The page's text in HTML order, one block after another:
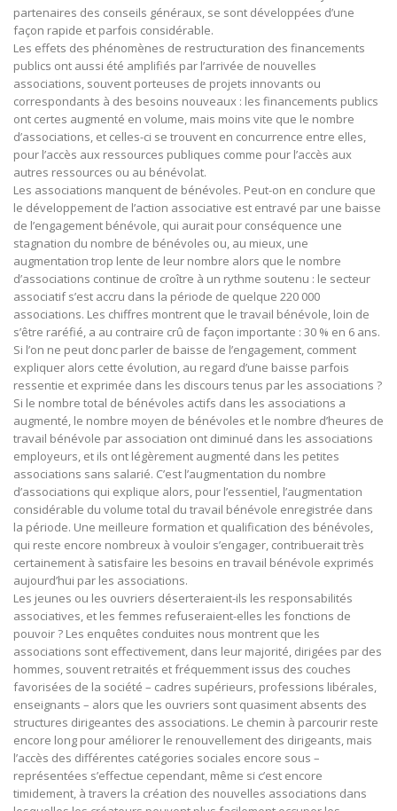
partenaires des conseils généraux, se sont développées d’une
façon rapide et parfois considérable.
Les effets des phénomènes de restructuration des financements
publics ont aussi été amplifiés par l’arrivée de nouvelles
associations, souvent porteuses de projets innovants ou
correspondants à des besoins nouveaux : les financements publics
ont certes augmenté en volume, mais moins vite que le nombre
d’associations, et celles-ci se trouvent en concurrence entre elles,
pour l’accès aux ressources publiques comme pour l’accès aux
autres ressources ou au bénévolat.
Les associations manquent de bénévoles. Peut-on en conclure que
le développement de l’action associative est entravé par une baisse
de l’engagement bénévole, qui aurait pour conséquence une
stagnation du nombre de bénévoles ou, au mieux, une
augmentation trop lente de leur nombre alors que le nombre
d’associations continue de croître à un rythme soutenu : le secteur
associatif s’est accru dans la période de quelque 220 000
associations. Les chiffres montrent que le travail bénévole, loin de
s’être raréfié, a au contraire crû de façon importante : 30 % en 6 ans.
Si l’on ne peut donc parler de baisse de l’engagement, comment
expliquer alors cette évolution, au regard d’une baisse parfois
ressentie et exprimée dans les discours tenus par les associations ?
Si le nombre total de bénévoles actifs dans les associations a
augmenté, le nombre moyen de bénévoles et le nombre d’heures de
travail bénévole par association ont diminué dans les associations
employeurs, et ils ont légèrement augmenté dans les petites
associations sans salarié. C’est l’augmentation du nombre
d’associations qui explique alors, pour l’essentiel, l’augmentation
considérable du volume total du travail bénévole enregistrée dans
la période. Une meilleure formation et qualification des bénévoles,
qui reste encore nombreux à vouloir s’engager, contribuerait très
certainement à satisfaire les besoins en travail bénévole exprimés
aujourd’hui par les associations.
Les jeunes ou les ouvriers déserteraient-ils les responsabilités
associatives, et les femmes refuseraient-elles les fonctions de
pouvoir ? Les enquêtes conduites nous montrent que les
associations sont effectivement, dans leur majorité, dirigées par des
hommes, souvent retraités et fréquemment issus des couches
favorisées de la société – cadres supérieurs, professions libérales,
enseignants – alors que les ouvriers sont quasiment absents des
structures dirigeantes des associations. Le chemin à parcourir reste
encore long pour améliorer le renouvellement des dirigeants, mais
l’accès des différentes catégories sociales encore sous –
représentées s’effectue cependant, même si c’est encore
timidement, à travers la création des nouvelles associations dans